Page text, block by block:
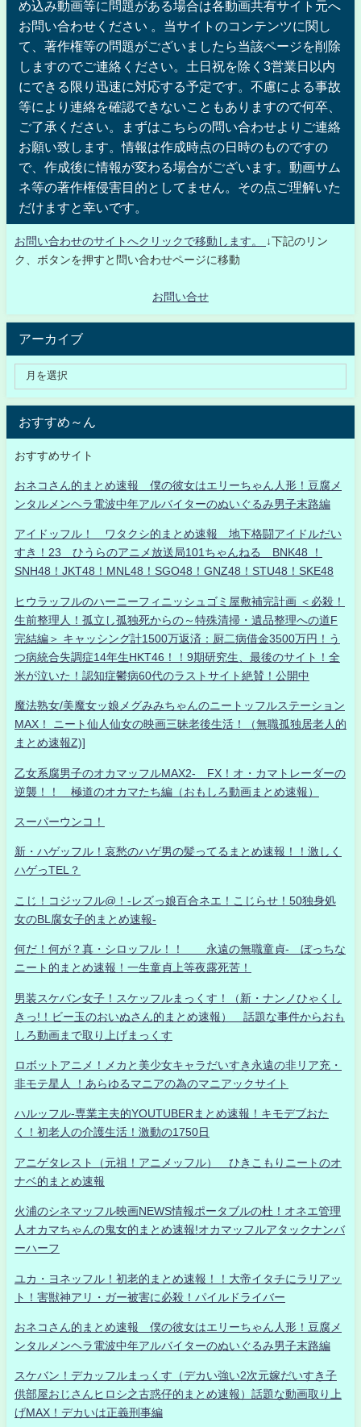
め込み動画等に問題がある場合は各動画共有サイト元へ
お問い合わせください 。当サイトのコンテンツに関し
て、著作権等の問題がございましたら当該ページを削除
しますのでご連絡ください。土日祝を除く3営業日以内
にできる限り迅速に対応する予定です。不慮による事故
等により連絡を確認できないこともありますので何卒、
ご了承ください。まずはこちらの問い合わせよりご連絡
お願い致します。情報は作成時点の日時のものですの
で、作成後に情報が変わる場合がございます。動画サム
ネ等の著作権侵害目的としてません。その点ご理解いた
だけますと幸いです。
お問い合わせのサイトへクリックで移動します。
↓下記のリン
ク、ボタンを押すと問い合わせページに移動
お問い合せ
アーカイブ
おすすめ～ん
おすすめサイト
おネコさん的まとめ速報 僕の彼女はエリーちゃん人形！豆腐メ
ンタルメンヘラ電波中年アルバイターのぬいぐるみ男子末路編
アイドッフル！ ワタクシ的まとめ速報 地下格闘アイドルだい
すき！23 ひうらのアニメ放送局101ちゃんねる BNK48 ！
SNH48！JKT48！MNL48！SGO48！GNZ48！STU48！SKE48
ヒウラッフルのハーニーフィニッシュゴミ屋敷補完計画 ＜必殺！
生前整理人！孤立し孤独死からの～特殊清掃・遺品整理への道F
完結編＞ キャッシング計1500万返済：厨二病借金3500万円！う
つ病統合失調症14年生HKT46！！9期研究生、最後のサイト！全
米が泣いた！認知症鬱病60代のラストサイト絶賛！公開中
魔法熟女/美魔女ッ娘メグみみちゃんのニートッフルステーション
MAX！ ニート仙人仙女の映画三昧老後生活！（無職孤独居老人的
まとめ速報Z)]
乙女系腐男子のオカマッフルMAX2- FX！オ・カマトレーダーの
逆襲！！ 極道のオカマたち編（おもしろ動画まとめ速報）
スーパーウンコ！
新・ハゲッフル！哀愁のハゲ男の髪ってるまとめ速報！！激しく
ハゲっTEL？
こじ！コジッフル@！-レズっ娘百合ネエ！こじらせ！50独身処
女のBL腐女子的まとめ速報-
何だ！何が？真・シロッフル！！ 永遠の無職童貞- ぼっちな
ニート的まとめ速報！一生童貞上等夜露死苦！
男装スケバン女子！スケッフルまっくす！（新・ナンノひゃくし
きっ!！ビー玉のおいぬさん的まとめ速報） 話題な事件からおも
しろ動画まで取り上げまっくす
ロボットアニメ！メカと美少女キャラだいすき永遠の非リア充・
非モテ星人 ！あらゆるマニアの為のマニアックサイト
ハルッフル-専業主夫的YOUTUBERまとめ速報！キモデブおた
く！初老人の介護生活！激動の1750日
アニゲタレスト（元祖！アニメッフル） ひきこもりニートのオ
ナベ的まとめ速報
火浦のシネマッフル映画NEWS情報ポータブルの杜！オネエ管理
人オカマちゃんの鬼女的まとめ速報!オカマッフルアタックナンバ
ーハーフ
ユカ・ヨネッフル！初老的まとめ速報！！大帝イタチにラリアッ
ト！害獣神アリ・ガー被害に必殺！パイルドライバー
おネコさん的まとめ速報 僕の彼女はエリーちゃん人形！豆腐メ
ンタルメンヘラ電波中年アルバイターのぬいぐるみ男子末路編
スケバン！デカッフルまっくす（デカい強い2次元嫁だいすき子
供部屋おじさんヒロシ之古惑仔的まとめ速報）話題な動画取り上
げMAX！デカいは正義刑事編